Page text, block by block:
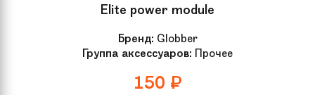
Elite power module
Бренд: Globber
Группа аксессуаров: Прочее
150 ₽